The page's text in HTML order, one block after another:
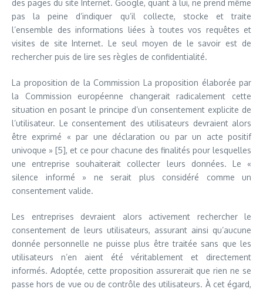
des pages du site Internet. Google, quant à lui, ne prend même
pas la peine d’indiquer qu’il collecte, stocke et traite
l’ensemble des informations liées à toutes vos requêtes et
visites de site Internet. Le seul moyen de le savoir est de
rechercher puis de lire ses règles de confidentialité.
La proposition de la Commission La proposition élaborée par
la Commission européenne changerait radicalement cette
situation en posant le principe d’un consentement explicite de
l’utilisateur. Le consentement des utilisateurs devraient alors
être exprimé « par une déclaration ou par un acte positif
univoque » [5], et ce pour chacune des finalités pour lesquelles
une entreprise souhaiterait collecter leurs données. Le «
silence informé » ne serait plus considéré comme un
consentement valide.
Les entreprises devraient alors activement rechercher le
consentement de leurs utilisateurs, assurant ainsi qu’aucune
donnée personnelle ne puisse plus être traitée sans que les
utilisateurs n’en aient été véritablement et directement
informés. Adoptée, cette proposition assurerait que rien ne se
passe hors de vue ou de contrôle des utilisateurs. À cet égard,